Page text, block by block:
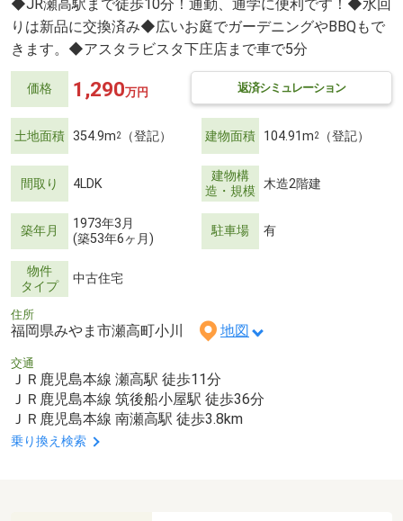
◆JR瀬高駅まで徒歩10分！通勤、通学に便利です！◆水回
りは新品に交換済み◆広いお庭でガーデニングやBBQもで
きます。◆アスタラビスタ下庄店まで車で5分
価格 返済シミュレーション
1,290万円
土地面積 354.9m2 （登記） 建物面積 104.91m2 （登記）
間取り 4LDK
建物構
造・規模 木造2階建
築年月
1973年3月
(築53年6ヶ月)
駐車場 有
物件
タイプ
中古住宅
住所
福岡県みやま市瀬高町小川 地図
交通
ＪＲ鹿児島本線 瀬高駅 徒歩11分
ＪＲ鹿児島本線 筑後船小屋駅 徒歩36分
ＪＲ鹿児島本線 南瀬高駅 徒歩3.8km
乗り換え検索